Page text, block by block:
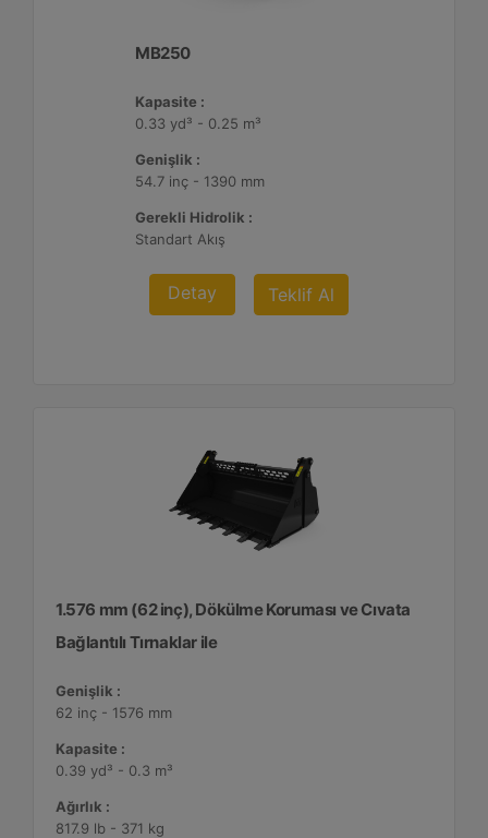
MB250
Kapasite :
0.33 yd³ - 0.25 m³
Genişlik :
54.7 inç - 1390 mm
Gerekli Hidrolik :
Standart Akış
Detay Teklif Al
1.576 mm (62 inç), Dökülme Koruması ve Cıvata
Bağlantılı Tırnaklar ile
Genişlik :
62 inç - 1576 mm
Kapasite :
0.39 yd³ - 0.3 m³
Ağırlık :
817.9 lb - 371 kg